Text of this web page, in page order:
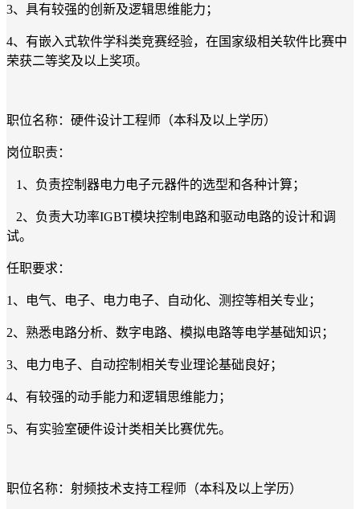
3、具有较强的创新及逻辑思维能力；
4、有嵌入式软件学科类竞赛经验，在国家级相关软件比赛中
荣获二等奖及以上奖项。
职位名称：硬件设计工程师（本科及以上学历）
岗位职责：
1、负责控制器电力电子元器件的选型和各种计算；
2、负责大功率IGBT模块控制电路和驱动电路的设计和调
试。
任职要求：
1、电气、电子、电力电子、自动化、测控等相关专业；
2、熟悉电路分析、数字电路、模拟电路等电学基础知识；
3、电力电子、自动控制相关专业理论基础良好；
4、有较强的动手能力和逻辑思维能力；
5、有实验室硬件设计类相关比赛优先。
职位名称：射频技术支持工程师（本科及以上学历）